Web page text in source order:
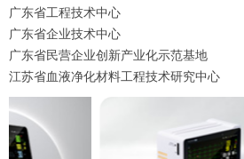
广东省工程技术中心
广东省企业技术中心
广东省民营企业创新产业化示范基地
江苏省血液净化材料工程技术研究中心